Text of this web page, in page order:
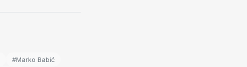
#Marko Babić